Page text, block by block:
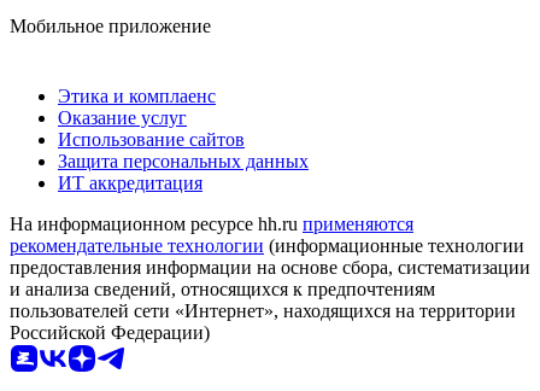
Мобильное приложение
Этика и комплаенс
Оказание услуг
Использование сайтов
Защита персональных данных
ИТ аккредитация
На информационном ресурсе hh.ru применяются
рекомендательные технологии (информационные технологии
предоставления информации на основе сбора, систематизации
и анализа сведений, относящихся к предпочтениям
пользователей сети «Интернет», находящихся на территории
Российской Федерации)